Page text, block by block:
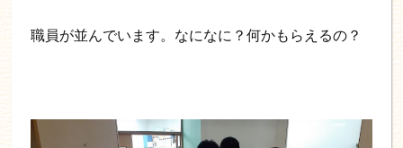
職員が並んでいます。なになに？何かもらえるの？